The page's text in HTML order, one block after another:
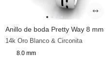
Anillo de boda Pretty Way 8 mm
14k Oro Blanco & Circonita
8.0 mm